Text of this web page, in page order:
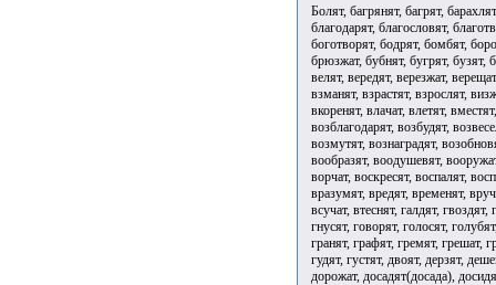
Болят, багрянят, багрят, барахлят, басят, бдят, белят, бередят, благоволят, благодарят, благословят, благотворят, блажат, бледнят, блестят, блудят, боготворят, бодрят, бомбят, бороздят, боронят, бранят, бременят, бренчат, брюзжат, бубнят, бугрят, бузят, бурлят, бурчат, бурят, бутят, ввинтят, вдолбят, велят, вередят, верезжат, верещат, вершат, веселят, взбодрят, взгромоздят, взлетят, взманят, взрастят, взрослят, визжат, винтят, винят, висят, вклинят, включат, вкоренят, влачат, влетят, вместят, внедрят, внушат, водворят, водрузят, возблагодарят, возбудят, возвеселят, возвестят, возвратят, воззрят, возместят, возмутят, вознаградят, возобновят, возомнят, возразят, возродят, вомчат, вонзят, вообразят, воодушевят, вооружат, воплотят, вопят, ворожат, ворошат, ворсят, ворчат, воскресят, воспалят, воспарят, воспламенят, воссоединят, восхитят, вразумят, вредят, временят, вручат, вскипятят, вскружат, всполошат, вспылят, всучат, втеснят, галдят, гвоздят, гласят, глупят, глушат, глядят, гневят, гноят, гнусят, говорят, голосят, голубят, гомонят, городят, горчат, горят, горячат, гостят, гранят, графят, гремят, грешат, грозят, громоздят, громят, грубят, грустят, грязнят, гудят, густят, двоят, дерзят, дешевят, дивят, длят, доглядят, долбят, долетят, дорожат, досадят(досада), досидят, доят, дребезжат, дрожат, дудят, дурят, дымят, егозят, едят, ерошат, ерундят, ершат, животворят, живят, жужжат, журчат, журят, забранят, забурлят, заверещат, завершат, завизжат, завопят, заворожат, заворчат, загалдят, заговорят, загомонят, загородят, загорят, заградят, загремят, загромоздят, загрустят, задурят, задымят, заживят, зажужжат, зажурчат, зажурят, зазвенят, зазвонят, зазвучат, заземлят, зазубрят, закабалят, закадрят, закалят, заклеймят, заключат, закоптят, закосят, закрепостят, закричат, закружат, закутят, залетят, залоснят, залучат, заманят, замельтешат, заместят, замолчат, заморят, замутят, запищат, заполонят, запорошат, запретят, запрудят, запылят, запыхтят, заразят, зарастят, зародят, зарычат, зарябят, засвистят, засидят, заскулят, засластят, заслонят, засолят, засорят, заспят, засрамят, застолбят, застучат, застыдят, затаят, затворят, затемнят, затеснят, затмят, затомят, заторчат(сленг), заточат(заточение), затрубят, затруднят, заурчат, захандрят, захламят, захрапят, захрипят, зачадят, зачастят, зачехлят, зашалят, зашипят, зашумят, зашуршат, защемят, защитят, заюлят, звенят, звонят, звучат, зеленят, злоупотребят, злят, знобят, золотят, зрят, зубрят, зудят, зуммерят, избороздят, известят, извратят, изнурят, изобличат, изобразят, изощрят, изрешетят, изумят, изъязвят, изъяснят, исказят, исключат, исколесят, искоренят, искрят, искусят, испарят, испепелят, испещрят, истомят, истощат, истребят, кадят, казнят, каймят, калят, кипят, кипятят, кислят, кишат, клеймят, клубят, когтят, колесят, копнят, копошат, коптят, корпят, корят, костят, кренят, кричат, кровоточат, кропят, кроят, круглят, крушат, кряхтят, кутят, лебезят, леденят, лежат, летят, лицезрят, лишат, ловчат, лучат, льстят, манят, мастерят, матерят, мельтешат, мельчат, мертвят, мнят, молодят, молчат, моросят, морят, мостят, мстят, мудрят, мурчат, мутят, мчат, мычат, навестят, наводнят, наворожат, навострят, навредят, наглупят, наговорят, нагородят, наградят, нагрешат, нагромоздят, нагрубят, надерзят, надивят, надоедят, надурят, надымят, наживят, назвонят, накалят, наклонят, накоптят, накренят, накричат, належат, налетят, намастят, наморят, намудрят, намутят, наплодят, наплотят, напоят, напылят, нарастят, народят, нарядят, насвистят, насидят, насладят, наслоят, насмешат, насолят, насорят, насочинят, наспят, настоят, настропалят, настрочат, настучат, насулят, натворят, наторят, нахамят, нахохлят, начадят, начудят, нашалят, нашалят, нашумят, недоспят, норовят, нудят, обагрят, обвинят, обводнят, обворожат, обгорят, обдурят, обзвонят, облачат, облегчат, облетят, обличат, облокотят, облучат, обмелят, обнажат, обновят, обобщат, обобществят, обогатят, обоготворят, ободрят, обожествят, обозлят, обольстят, оборонят, оборотят, обострят, обратят, обручат, обсеменят, обсидят, обстоят, обстучат, обузят, обхитрят, объединят, объяснят, огласят, оглупят, оглядят, оговорят, оголят, огорчат, оградят, огранят, огрубят, одолжат, одухотворят, одушевят, ожеребят, оживотворят, оживят, озарят, оздоровят, озеленят, озлят, ознобят, озолотят, околесят, окорят, окрестят, окропят, окружат, окрылят, окучат,